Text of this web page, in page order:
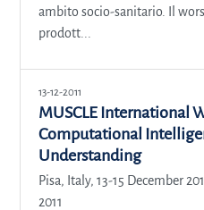
ambito socio-sanitario. Il
prodott...
13-12-2011
MUSCLE International
Computational
Understanding
Pisa, Italy, 13-15 December
2011